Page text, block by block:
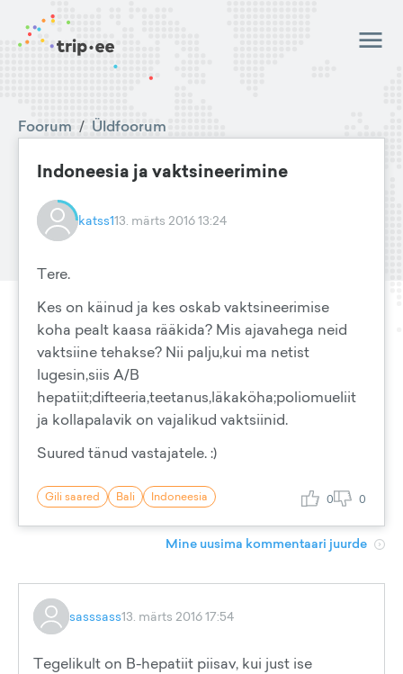
Foorum / Üldfoorum
Indoneesia ja vaktsineerimine
katss113. märts 2016 13:24
Tere.
Kes on käinud ja kes oskab vaktsineerimise
koha pealt kaasa rääkida? Mis ajavahega neid
vaktsiine tehakse? Nii palju,kui ma netist
lugesin,siis A/B
hepatiit;difteeria,teetanus,läkaköha;poliomueliit
ja kollapalavik on vajalikud vaktsiinid.
Suured tänud vastajatele. :)
Gili saared Bali Indoneesia 0 0
Mine uusima kommentaari juurde
sasssass13. märts 2016 17:54
Tegelikult on B-hepatiit piisav, kui just ise